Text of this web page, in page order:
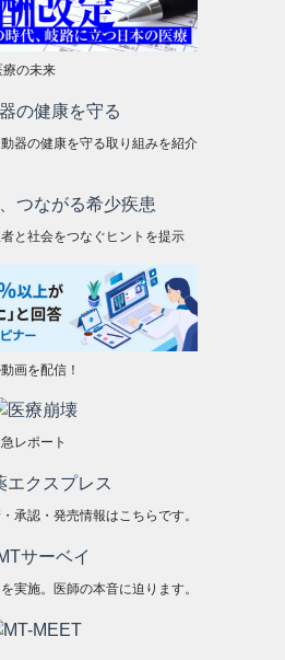
の未来
器の健康を守る取り組みを紹介
と社会をつなぐヒントを提示
画を配信！
レポート
承認・発売情報はこちらです。
実施。医師の本音に迫ります。